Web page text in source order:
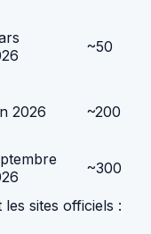
~50
2026 ~200
~300
sites officiels :